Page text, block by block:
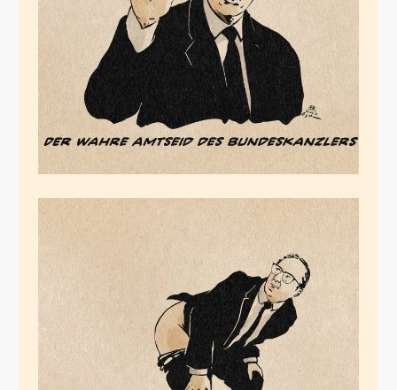
Bildungslücke
Februar 20, 2026
Rechtsstaatliche
Abschiedsgrüße